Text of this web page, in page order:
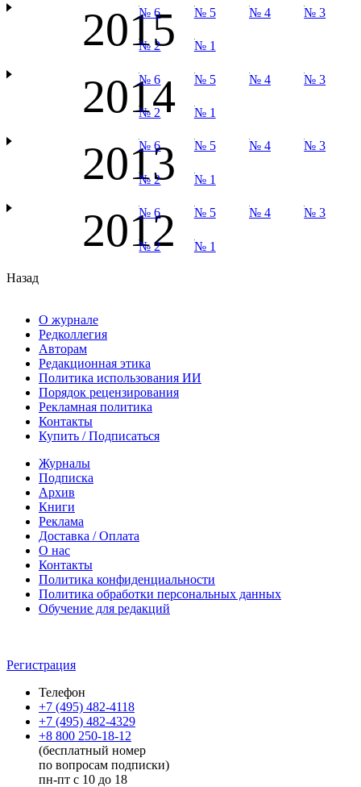
2015
№ 6 № 5 № 4 № 3
№ 2 № 1
2014
№ 6 № 5 № 4 № 3
№ 2 № 1
2013
№ 6 № 5 № 4 № 3
№ 2 № 1
2012
№ 6 № 5 № 4 № 3
№ 2 № 1
Назад
О журнале
Редколлегия
Авторам
Редакционная этика
Политика использования ИИ
Порядок рецензирования
Рекламная политика
Контакты
Купить / Подписаться
Журналы
Подписка
Архив
Книги
Реклама
Доставка / Оплата
О нас
Контакты
Политика конфиденциальности
Политика обработки персональных данных
Обучение для редакций
Регистрация
Телефон
+7 (495) 482-4118
+7 (495) 482-4329
+8 800 250-18-12
(бесплатный номер
по вопросам подписки)
пн-пт с 10 до 18